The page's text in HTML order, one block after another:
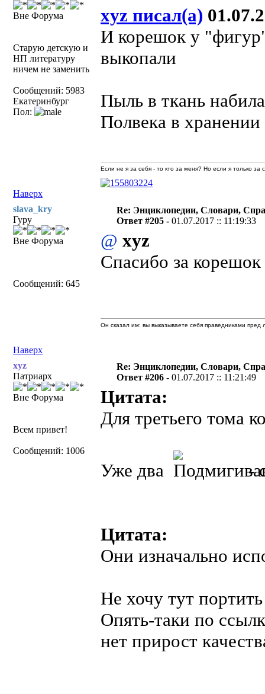
Вне Форума
Старую детскую и
НП литературу
ничем не заменить
Сообщений: 5983
Екатеринбург
Пол:
xyz писал(а)
И корешок у "фигур"
выкопали
Пыль в ткань
Полвека в
Наверх
Если не я за себя - то кто за меня? Но если я только
slava_kry
Гуру
Вне Форума
Сообщений: 645
Re: Энциклопедии, Словари,
Ответ #205 -01.07.2017 :: 11:19:33
@ xyz
Спасибо за корешок
Наверх
Он сказал им: вы выказываете себя праведниками
xyz
Патриарх
Вне Форума
Всем привет!
Сообщений: 1006
Re: Энциклопедии, Словари,
Ответ #206 -01.07.2017 :: 11:21:49
Цитата:
Для третьего тома
Уже два -
Цитата:
Они изначально
Не хочу тут
Опять-таки по
нет прирост